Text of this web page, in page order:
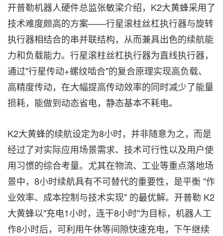
开普勒机器人硬件总监张敏梁介绍，K2大黄蜂采用了
技术难度颇高的方案——行星滚柱丝杠执行器与旋转
执行器相结合的串并联结构，从而兼具出色的续航能
力和负载能力。行星滚柱丝杠执行器为直线执行器，
通过"行星传动+螺纹啮合"的复合原理实现高负载、
高精度传动，在大幅提高传动效率的同时减少了能量
损耗，能做到动态省电，静态基本不耗电。
K2大黄蜂的续航设定为8小时，并非随意为之，而是
经过了对实际应用场景需求、技术可行性以及用户使
用习惯的综合考量。尤其在物流、工业等重点落地场
景中，8小时续航具有不可替代的重要性，是平衡 "作
业效率、成本控制与技术实现" 的最优解。开普勒 K2
大黄蜂以"充电1小时，连干8小时"为目标，机器人工
作8小时后，可利用午休等间隙快速充电，下午继续